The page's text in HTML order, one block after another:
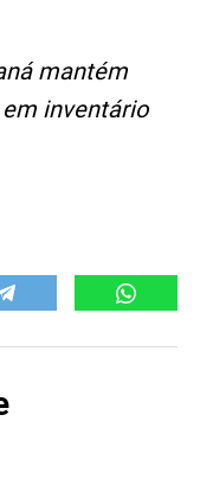
mantém
inventário